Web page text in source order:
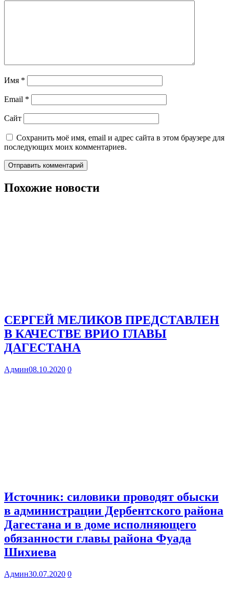
Имя *
Email *
Сайт
Сохранить моё имя, email и адрес сайта в этом браузере для
последующих моих комментариев.
Похожие новости
СЕРГЕЙ МЕЛИКОВ ПРЕДСТАВЛЕН
В КАЧЕСТВЕ ВРИО ГЛАВЫ
ДАГЕСТАНА
Админ08.10.2020 0
Источник: силовики проводят обыски
в администрации Дербентского района
Дагестана и в доме исполняющего
обязанности главы района Фуада
Шихиева
Админ30.07.2020 0